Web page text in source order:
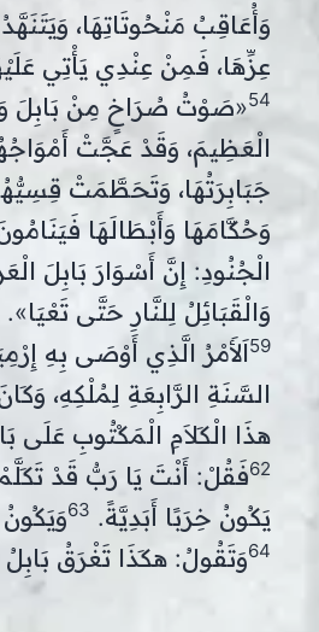
وَأُعَاقِبُ مَنْحُوتَاتِهَا،
عِزِّهَا، فَمِنْ عِنْدِي يَأْتِي
54«صَوْتُ صُرَاخٍ مِنْ بَابِلَ
الْعَظِيمَ، وَقَدْ عَجَّتْ
جَبَابِرَتُهَا، وَتَحَطَّمَتْ
وَحُكَّامَهَا وَأَبْطَالَهَا
الْجُنُودِ: إِنَّ أَسْوَارَ بَابِلَ
وَالْقَبَائِلُ لِلنَّارِ حَتَّى تَعْيَا».
59اَلأَمْرُ الَّذِي أَوْصَى بِهِ
السَّنَةِ الرَّابِعَةِ لِمُلْكِهِ،
هذَا الْكَلاَمِ الْمَكْتُوبِ عَلَى
62فَقُلْ: أَنْتَ يَا رَبُّ قَدْ
يَكُونُ خِرَبًا أَبَدِيَّةً. 63
64وَتَقُولُ: هكَذَا تَغْرَقُ بَابِلُ